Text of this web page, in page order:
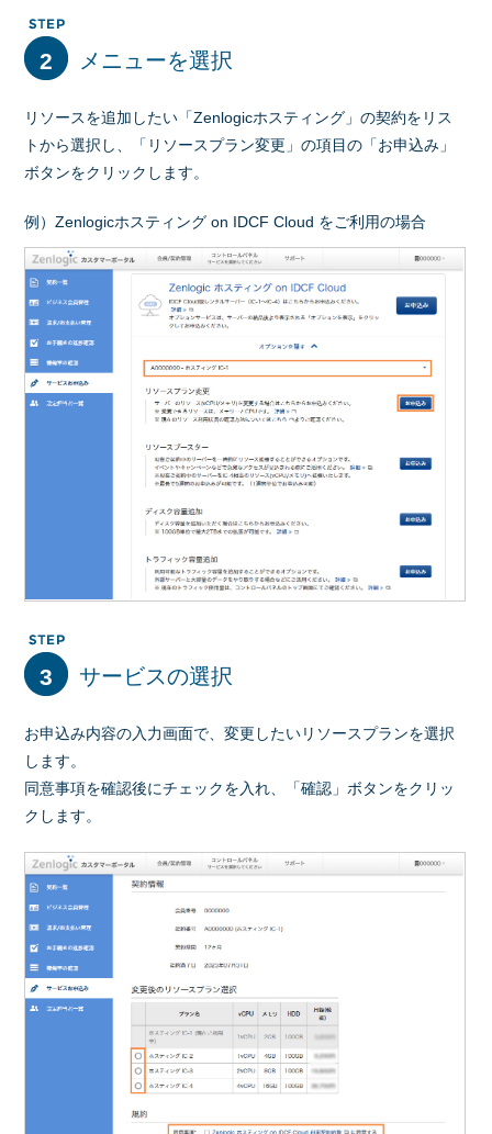
2 メニューを選択
リソースを追加したい「Zenlogicホスティング」の契約をリス
トから選択し、「リソースプラン変更」の項目の「お申込み」
ボタンをクリックします。
例）Zenlogicホスティング on IDCF Cloud をご利用の場合
3 サービスの選択
お申込み内容の入力画面で、変更したいリソースプランを選択
します。
同意事項を確認後にチェックを入れ、「確認」ボタンをクリッ
クします。